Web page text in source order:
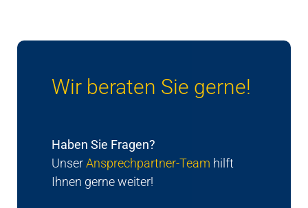
Wir beraten Sie gerne!
Haben Sie Fragen?
UnserAnsprechpartner-Team hilft
Ihnen gerne weiter!